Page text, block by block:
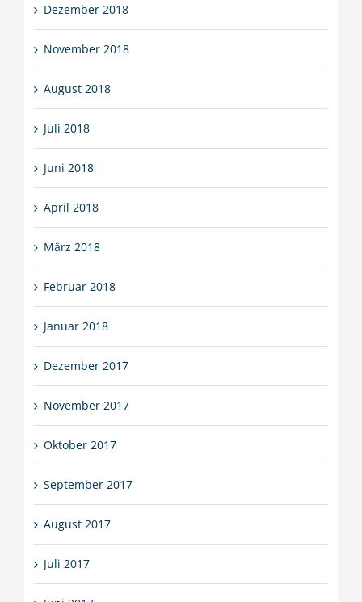
Dezember 2018
November 2018
August 2018
Juli 2018
Juni 2018
April 2018
März 2018
Februar 2018
Januar 2018
Dezember 2017
November 2017
Oktober 2017
September 2017
August 2017
Juli 2017